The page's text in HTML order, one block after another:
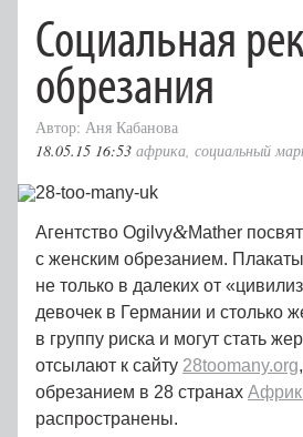
Социальная
обрезания
Автор: Аня Кабанова
18.05.15 16:53 африка социальный
Агентство Ogilvy&Mather
с женским обрезанием.
не только в далеких от
девочек в Германии и столько
в группу риска и могут стать
отсылают к сайту 28toomany.org
обрезанием в 28 странах
распространены.